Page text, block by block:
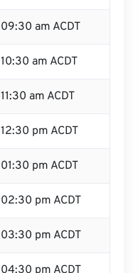
09:30 am ACDT
10:30 am ACDT
11:30 am ACDT
12:30 pm ACDT
01:30 pm ACDT
02:30 pm ACDT
03:30 pm ACDT
04:30 pm ACDT